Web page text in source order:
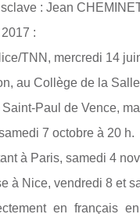
: Jean
:
TNN, mercredi 14
au Collège de la
Paul de Vence,
7 octobre à 20 h.
à Paris, samedi 4
à Nice, vendredi 8 et
en français